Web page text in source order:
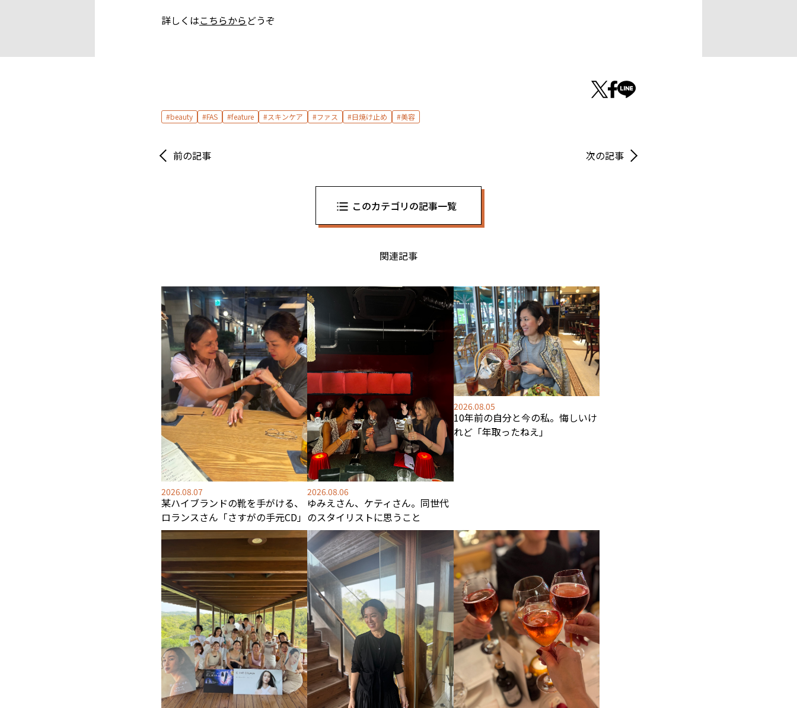
詳しくはこちらから どうぞ
beauty FAS feature スキンケア ファス 日焼け止め 美容
前の記事 次の記事
このカテゴリの記事一覧
関連記事
2026.08.07
某ハイブランドの靴を手がける、
ロランスさん「さすがの手元CD」
2026.08.06
ゆみえさん、ケティさん。同世代
のスタイリストに思うこと
2026.08.05
10年前の自分と今の私。悔しいけ
れど「年取ったねえ」